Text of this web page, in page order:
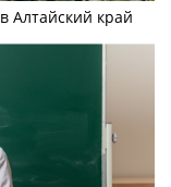
Алтайский край